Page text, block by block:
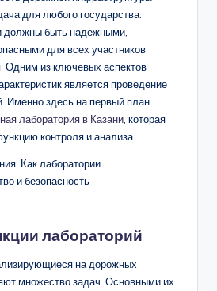
для любого государства.
должны быть надежными,
для всех участников
Одним из ключевых аспектов
является проведение
Именно здесь на первый план
лаборатория в Казани, которая
контроля и анализа.
лабораторий
на дорожных
множество задач. Основными их